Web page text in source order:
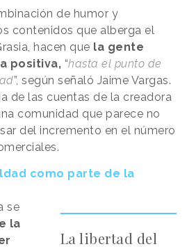
de humor y
contenidos que alberga el
hacen que la gente
positiva, “hasta el punto de
”, según señaló Jaime Vargas.
de las cuentas de la creadora
comunidad que parece no
del incremento en el número
como parte de la
La libertad del
se
la